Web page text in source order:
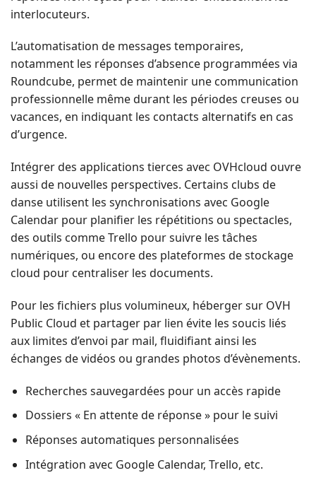
interlocuteurs.
L’automatisation de messages temporaires,
notamment les réponses d’absence programmées via
Roundcube, permet de maintenir une communication
professionnelle même durant les périodes creuses ou
vacances, en indiquant les contacts alternatifs en cas
d’urgence.
Intégrer des applications tierces avec OVHcloud ouvre
aussi de nouvelles perspectives. Certains clubs de
danse utilisent les synchronisations avec Google
Calendar pour planifier les répétitions ou spectacles,
des outils comme Trello pour suivre les tâches
numériques, ou encore des plateformes de stockage
cloud pour centraliser les documents.
Pour les fichiers plus volumineux, héberger sur OVH
Public Cloud et partager par lien évite les soucis liés
aux limites d’envoi par mail, fluidifiant ainsi les
échanges de vidéos ou grandes photos d’évènements.
Recherches sauvegardées pour un accès rapide
Dossiers « En attente de réponse » pour le suivi
Réponses automatiques personnalisées
Intégration avec Google Calendar, Trello, etc.